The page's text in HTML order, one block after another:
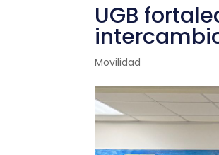
UGB
Movilidad